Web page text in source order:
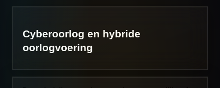
Cyberoorlog en hybride
oorlogvoering